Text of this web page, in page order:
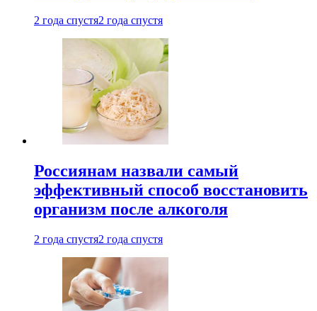
2 года спустя2 года спустя
Россиянам назвали самый
эффективный способ восстановить
организм после алкоголя
2 года спустя2 года спустя